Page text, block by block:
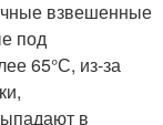
взвешенные
под
65°С, из-за
в